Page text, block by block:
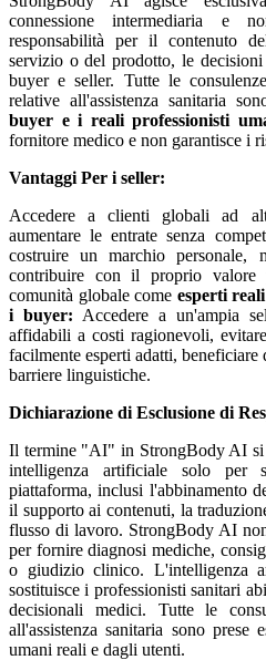
connessione intermediaria e
responsabilità per il contenuto
servizio o del prodotto, le
buyer e seller. Tutte le
relative all'assistenza sanitaria
buyer e i reali professionisti
fornitore medico e non garantisce i
Vantaggi Per i seller:
Accedere a clienti globali ad
aumentare le entrate senza
costruire un marchio personale,
contribuire con il proprio valore
comunità globale come esperti
i buyer: Accedere a un'ampia
affidabili a costi ragionevoli,
facilmente esperti adatti,
barriere linguistiche.
Dichiarazione di Esclusione di
Il termine "AI" in StrongBody AI si
intelligenza artificiale solo per
piattaforma, inclusi l'abbinamento
il supporto ai contenuti, la
flusso di lavoro. StrongBody AI
per fornire diagnosi mediche,
o giudizio clinico. L'intelligenza
sostituisce i professionisti sanitari
decisionali medici. Tutte le
all'assistenza sanitaria sono prese
umani reali e dagli utenti.